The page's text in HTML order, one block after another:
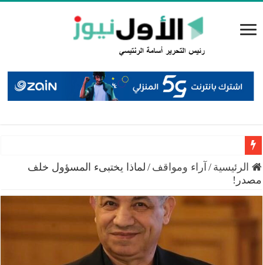
راتب الشيخوخة من الضمان.. الصبيحي يكشف الشروط والـ180 اشتراكاً
الرئيسية / آراء ومواقف / لماذا يختبىء المسؤول خلف
مصدر!